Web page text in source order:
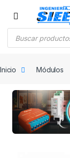
Saltar a la navegación
Saltar al contenido
Inicio Módulos